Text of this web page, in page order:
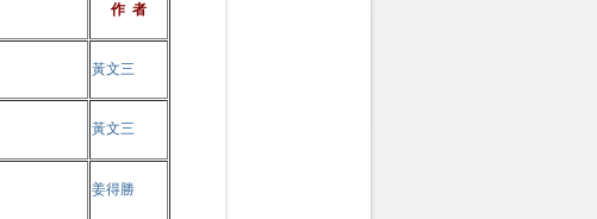
作 者
黃文三
黃文三
姜得勝